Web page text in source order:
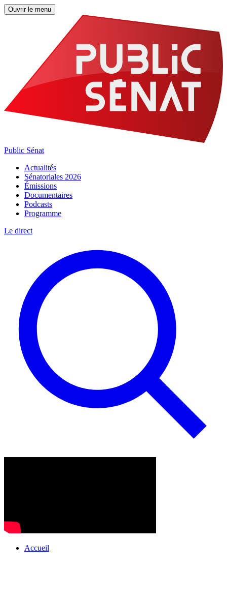
Ouvrir le menu
Public Sénat
Actualités
Sénatoriales 2026
Émissions
Documentaires
Podcasts
Programme
Le direct
Accueil